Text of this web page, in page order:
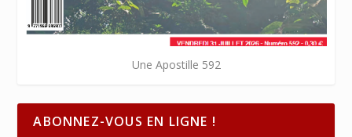
Une Apostille 592
ABONNEZ-VOUS EN LIGNE !